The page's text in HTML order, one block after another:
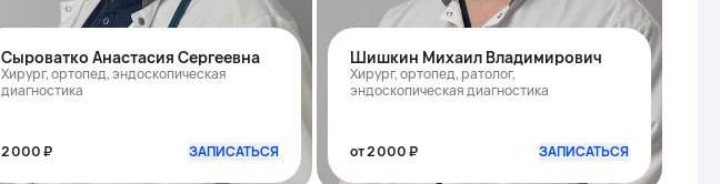
Сыроватко Анастасия Сергеевна
Хирург, ортопед, эндоскопическая
диагностика
2 000 ₽ ЗАПИСАТЬСЯ
Шишкин Михаил Владимирович
Хирург, ортопед, ратолог,
эндоскопическая диагностика
от 2 000 ₽ ЗАПИСАТЬСЯ